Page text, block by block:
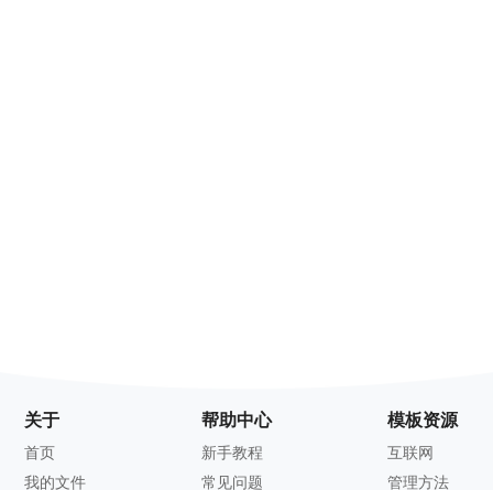
关于
首页
我的文件
帮助中心
新手教程
常见问题
模板资源
互联网
管理方法